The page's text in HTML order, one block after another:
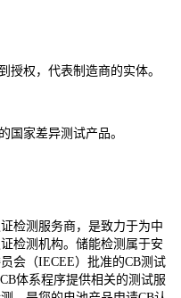
授权，代表制造商的实体。
国家差异测试产品。
检测服务商，是致力于为中
检测机构。储能检测属于安
会（IECEE）批准的CB测试
体系程序提供相关的测试服